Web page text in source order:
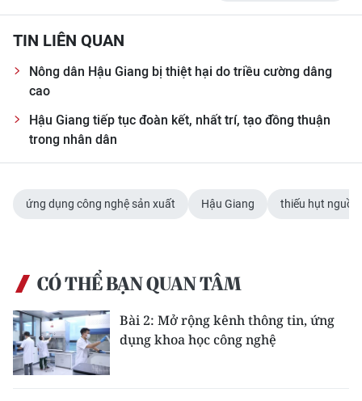
TIN LIÊN QUAN
Nông dân Hậu Giang bị thiệt hại do triều cường dâng
cao
Hậu Giang tiếp tục đoàn kết, nhất trí, tạo đồng thuận
trong nhân dân
ứng dụng công nghệ sản xuất Hậu Giang thiếu hụt
CÓ THỂ BẠN QUAN TÂM
Bài 2: Mở rộng kênh thông tin, ứng
dụng khoa học công nghệ